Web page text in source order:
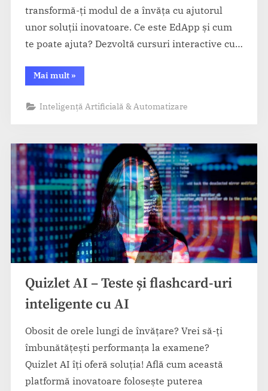
transformă-ți modul de a învăța cu ajutorul
unor soluții inovatoare. Ce este EdApp și cum
te poate ajuta? Dezvoltă cursuri interactive cu…
Mai mult“EdApp
AI
cursuri
AI”
»
Inteligență Artificială & Automatizare
Quizlet AI – Teste și flashcard-uri
inteligente cu AI
Obosit de orele lungi de învățare? Vrei să-ți
îmbunătățești performanța la examene?
Quizlet AI îți oferă soluția! Află cum această
platformă inovatoare folosește puterea